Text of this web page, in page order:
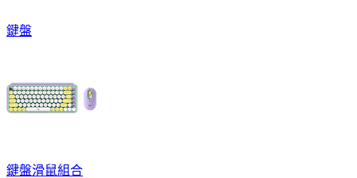
鍵盤
鍵盤滑鼠組合